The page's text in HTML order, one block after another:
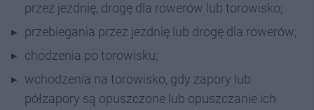
przez jezdnię, drogę dla rowerów lub torowisko;
przebiegania przez jezdnię lub drogę dla rowerów;
chodzenia po torowisku;
wchodzenia na torowisko, gdy zapory lub
półzapory są opuszczone lub opuszczanie ich